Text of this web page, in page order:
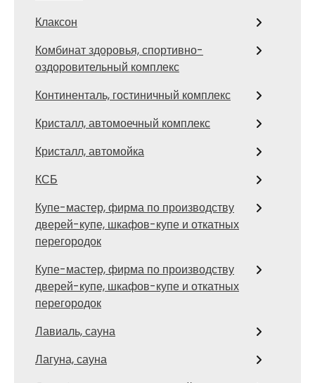
Клаксон
Комбинат здоровья, спортивно-
оздоровительный комплекс
Континенталь, гостиничный комплекс
Кристалл, автомоечный комплекс
Кристалл, автомойка
КСБ
Купе-мастер, фирма по производству
дверей-купе, шкафов-купе и откатных
перегородок
Купе-мастер, фирма по производству
дверей-купе, шкафов-купе и откатных
перегородок
Лавиаль, сауна
Лагуна, сауна